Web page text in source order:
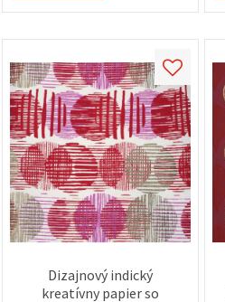
Dizajnový indický
kreatívny papier so